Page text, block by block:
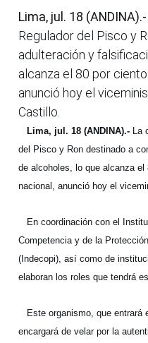
Lima, jul. 18 (ANDINA).-
Regulador del Pisco y
adulteración y
alcanza el 80 por
anunció hoy el
Castillo.
Lima, jul. 18 (ANDINA).- La
del Pisco y Ron destinado a
de alcoholes, lo que alcanza
nacional, anunció hoy el
En coordinación con el
Competencia y de la
(Indecopi), así como de
elaboran los roles que tendrá
Este organismo, que entrará
encargará de velar por la